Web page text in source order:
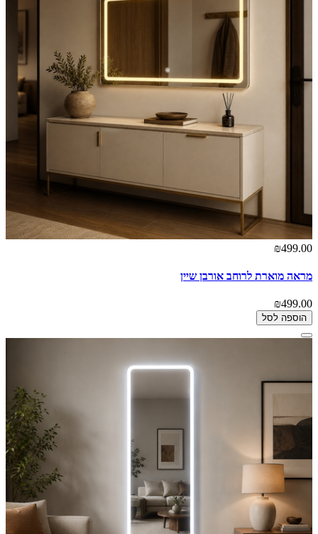
₪499.00
מראה מוארת לרוחב אורבן שיין
₪499.00
הוספה לסל